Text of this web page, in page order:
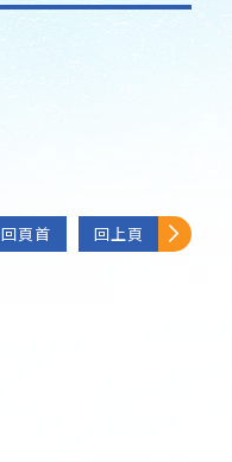
回頁首 回上頁